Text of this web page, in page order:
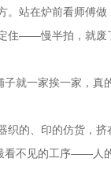
。站在炉前看师傅
住——慢半拍，就废
子就一家挨一家，
的、印的仿货，挤
看不见的工序——人的